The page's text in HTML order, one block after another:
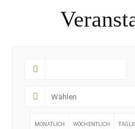
MONATLICH WÖCHENTLICH